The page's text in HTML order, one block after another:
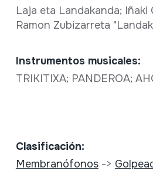
Laja eta Landakanda; Iñaki
Ramon Zubizarreta
Instrumentos musicales:
TRIKITIXA; PANDEROA;
Clasificación:
Membranófonos->